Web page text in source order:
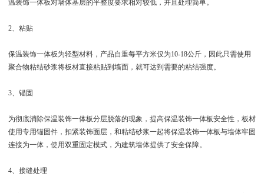
温装饰一体板对墙体基层的平整度要求相对较低，并且处理简单。
2、粘贴
保温装饰一体板为轻型材料，产品自重每平方米仅为10-18公斤，因此只需使用
聚合物粘结砂浆将板材直接粘贴到墙面，就可达到需要的粘结强度。
3、锚固
为彻底消除保温装饰一体板分层脱落的现象，提高保温装饰一体板安全性，板材
使用专用锚固件，扣紧装饰面层，和粘结砂浆一起将保温装饰一体板与墙体牢固
连接为一体，使用双重固定模式，为建筑墙体提供了安全保障。
4、接缝处理